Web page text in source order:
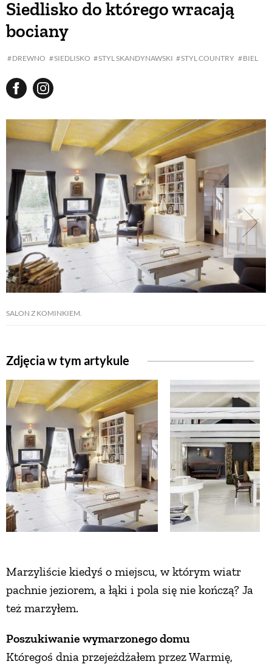
Siedlisko do którego wracają
bociany
DREWNO SIEDLISKO STYL SKANDYNAWSKI STYL COUNTRY BIEL
SALON Z KOMINKIEM.
Zdjęcia w tym artykule
Marzyliście kiedyś o miejscu, w którym wiatr
pachnie jeziorem, a łąki i pola się nie kończą? Ja
też marzyłem.
Poszukiwanie wymarzonego domu
Któregoś dnia przejeżdżałem przez Warmię,
ROŚLINY OGRODOWE
PORADY
ZIELEŃ W DOMU
PROJEKTOWANIE OGRODU
NATURALNA APTECZKA
DLA DOMU
EKO ŻYCIE
PRZYRODA
ZWIERZĘTA DOMOWE
ZWIERZĘTA W NATURZE
KRAJOBRAZ